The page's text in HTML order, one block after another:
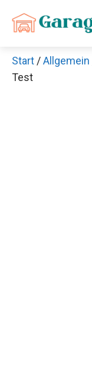
Inhalt
Start /Allgemein
Test